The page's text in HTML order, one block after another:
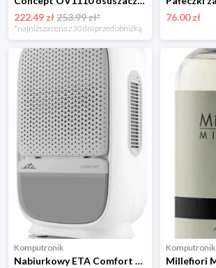
222.49 zł253.99 zł*
*najniższa cena z 30 dni przed obniżką
76.00 zł
Komputronik
Nabiurkowy ETA Comfort biały
Komputronik